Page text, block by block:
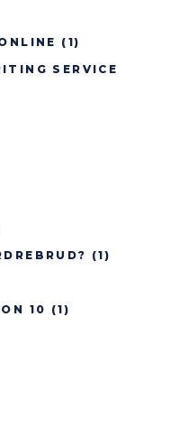
(1)
SERVICE
(1)
10 (1)